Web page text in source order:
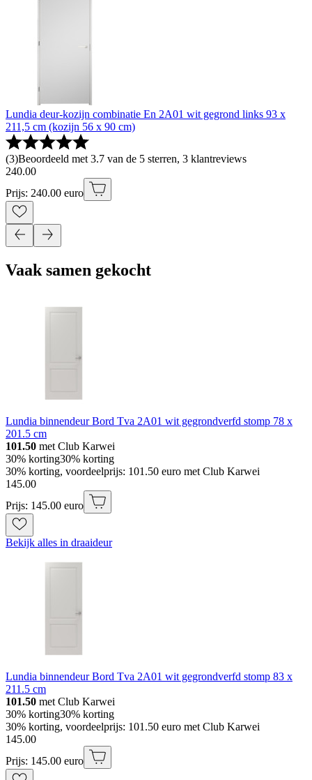
Lundia deur-kozijn combinatie En 2A01 wit gegrond links 93 x
211,5 cm (kozijn 56 x 90 cm)
(3)Beoordeeld met 3.7 van de 5 sterren, 3 klantreviews
240.00
Prijs: 240.00 euro
Vaak samen gekocht
Lundia binnendeur Bord Tva 2A01 wit gegrondverfd stomp 78 x
201.5 cm
101.50 met Club Karwei
30% korting30% korting
30% korting, voordeelprijs: 101.50 euro met Club Karwei
145.00
Prijs: 145.00 euro
Bekijk alles in draaideur
Lundia binnendeur Bord Tva 2A01 wit gegrondverfd stomp 83 x
211.5 cm
101.50 met Club Karwei
30% korting30% korting
30% korting, voordeelprijs: 101.50 euro met Club Karwei
145.00
Prijs: 145.00 euro